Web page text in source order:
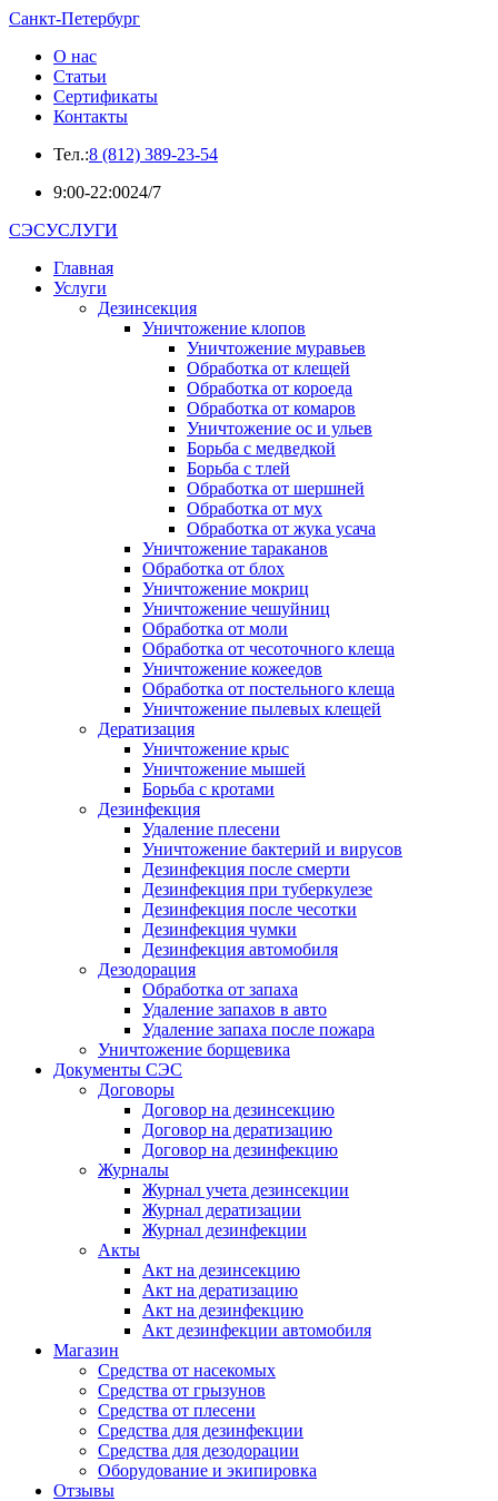
Санкт-Петербург
О нас
Статьи
Сертификаты
Контакты
Тел.:8 (812) 389-23-54
9:00-22:0024/7
СЭСУСЛУГИ
Главная
Услуги
Дезинсекция
Уничтожение клопов
Уничтожение муравьев
Обработка от клещей
Обработка от короеда
Обработка от комаров
Уничтожение ос и ульев
Борьба с медведкой
Борьба с тлей
Обработка от шершней
Обработка от мух
Обработка от жука усача
Уничтожение тараканов
Обработка от блох
Уничтожение мокриц
Уничтожение чешуйниц
Обработка от моли
Обработка от чесоточного клеща
Уничтожение кожеедов
Обработка от постельного клеща
Уничтожение пылевых клещей
Дератизация
Уничтожение крыс
Уничтожение мышей
Борьба с кротами
Дезинфекция
Удаление плесени
Уничтожение бактерий и вирусов
Дезинфекция после смерти
Дезинфекция при туберкулезе
Дезинфекция после чесотки
Дезинфекция чумки
Дезинфекция автомобиля
Дезодорация
Обработка от запаха
Удаление запахов в авто
Удаление запаха после пожара
Уничтожение борщевика
Документы СЭС
Договоры
Договор на дезинсекцию
Договор на дератизацию
Договор на дезинфекцию
Журналы
Журнал учета дезинсекции
Журнал дератизации
Журнал дезинфекции
Акты
Акт на дезинсекцию
Акт на дератизацию
Акт на дезинфекцию
Акт дезинфекции автомобиля
Магазин
Средства от насекомых
Средства от грызунов
Средства от плесени
Средства для дезинфекции
Средства для дезодорации
Оборудование и экипировка
Отзывы